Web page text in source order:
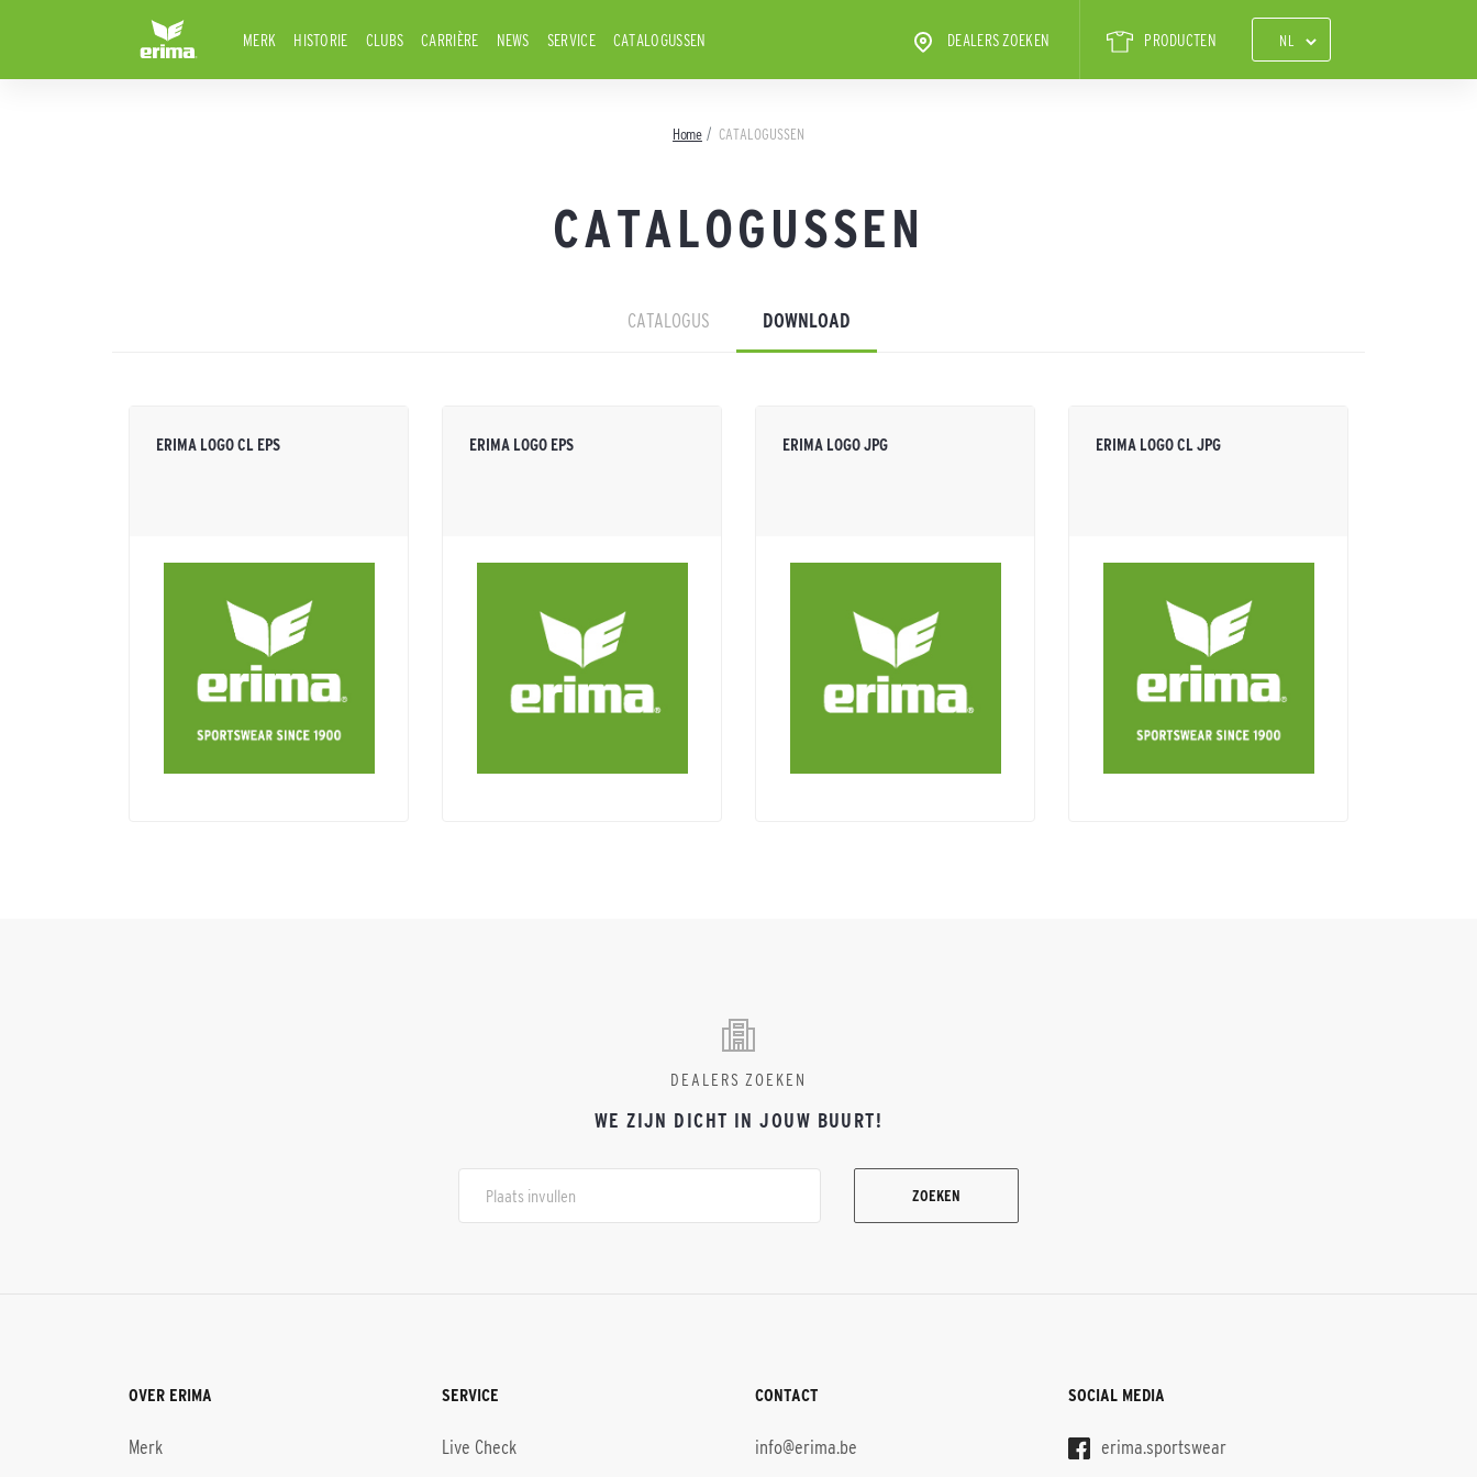
MERK HISTORIE CLUBS CARRIÈRE NEWS SERVICE CATALOGUSSEN DEALERS ZOEKEN PRODUCTEN
Home CATALOGUSSEN
CATALOGUSSEN
CATALOGUS DOWNLOAD
ERIMA LOGO CL EPS ERIMA LOGO EPS ERIMA LOGO JPG ERIMA LOGO CL JPG
DEALERS ZOEKEN
WE ZIJN DICHT IN JOUW BUURT!
ZOEKEN
OVER ERIMA
Merk
SERVICE
Live Check
CONTACT
info@erima.be
SOCIAL MEDIA
erima.sportswear